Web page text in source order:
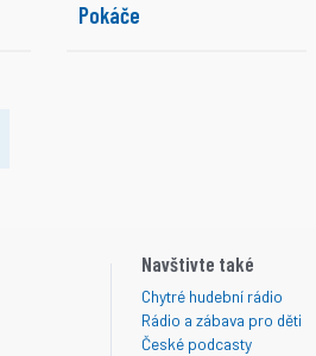
Pokáče
Navštivte také
Chytré hudební rádio
Rádio a zábava pro děti
České podcasty